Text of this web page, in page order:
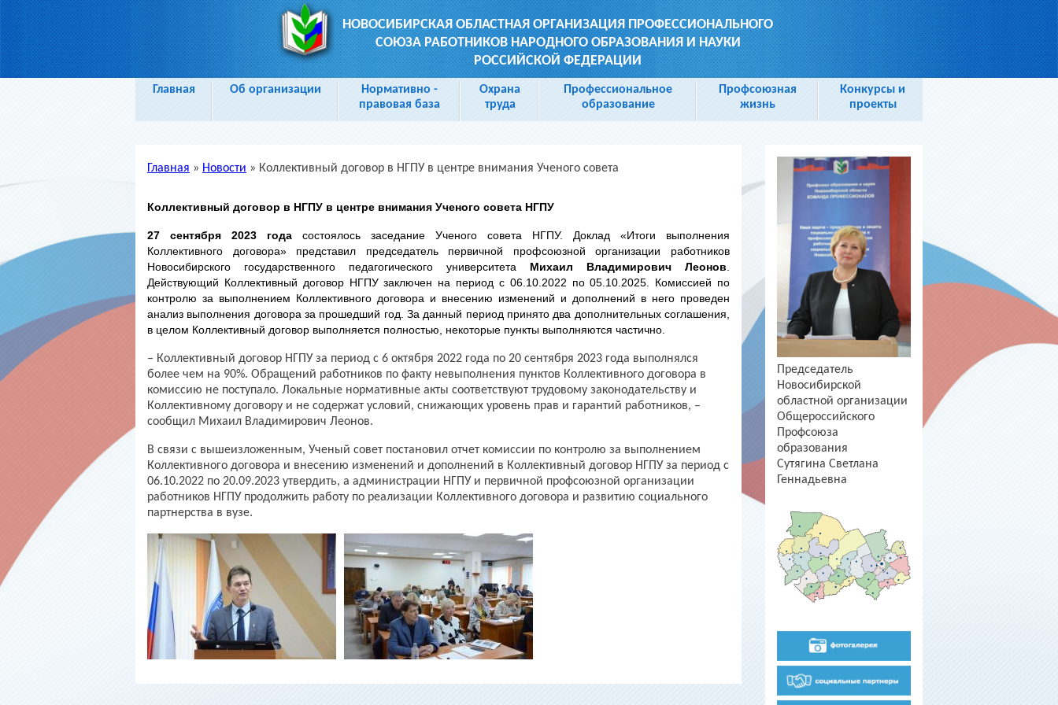
НОВОСИБИРСКАЯ ОБЛАСТНАЯ ОРГАНИЗАЦИЯ ПРОФЕССИОНАЛЬНОГО
СОЮЗА РАБОТНИКОВ НАРОДНОГО ОБРАЗОВАНИЯ И НАУКИ
РОССИЙСКОЙ ФЕДЕРАЦИИ
Главная Об организации
Нормативно -
правовая база
Охрана
труда
Профессиональное
образование
Профсоюзная
жизнь
Конкурсы и
проекты
Главная » Новости » Коллективный договор в НГПУ в центре внимания Ученого совета
Коллективный договор в НГПУ в центре внимания Ученого совета НГПУ
27 сентября 2023 года состоялось заседание Ученого совета НГПУ. Доклад «Итоги выполнения
Коллективного договора» представил председатель первичной профсоюзной организации работников
Новосибирского государственного педагогического университета Михаил Владимирович Леонов
Действующий Коллективный договор НГПУ заключен на период с 06.10.2022 по 05.10.2025. Комиссией по
контролю за выполнением Коллективного договора и внесению изменений и дополнений в него проведен
анализ выполнения договора за прошедший год. За данный период принято два дополнительных соглашения,
в целом Коллективный договор выполняется полностью, некоторые пункты выполняются частично.
– Коллективный договор НГПУ за период с 6 октября 2022 года по 20 сентября 2023 года выполнялся
более чем на 90%. Обращений работников по факту невыполнения пунктов Коллективного договора в
комиссию не поступало. Локальные нормативные акты соответствуют трудовому законодательству и
Коллективному договору и не содержат условий, снижающих уровень прав и гарантий работников, –
сообщил Михаил Владимирович Леонов.
В связи с вышеизложенным, Ученый совет постановил отчет комиссии по контролю за выполнением
Коллективного договора и внесению изменений и дополнений в Коллективный договор НГПУ за период с
06.10.2022 по 20.09.2023 утвердить, а администрации НГПУ и первичной профсоюзной организации
работников НГПУ продолжить работу по реализации Коллективного договора и развитию социального
партнерства в вузе.
Председатель
Новосибирской
областной организации
Общероссийского
Профсоюза
образования
Сутягина Светлана
Геннадьевна